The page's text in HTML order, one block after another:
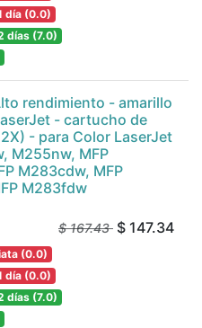
día (0.0)
días (7.0)
rendimiento - amarillo
- cartucho de
- para Color LaserJet
M255nw, MFP
M283cdw, MFP
M283fdw
$167.43 $ 147.34
(0.0)
día (0.0)
días (7.0)